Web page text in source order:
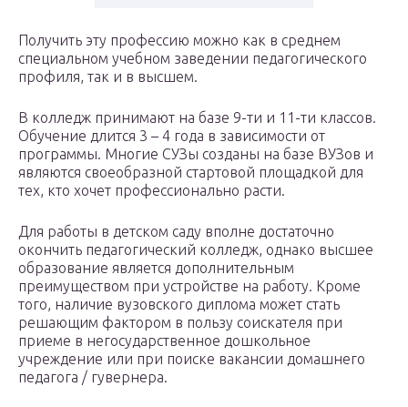
Получить эту профессию можно как в среднем
специальном учебном заведении педагогического
профиля, так и в высшем.
В колледж принимают на базе 9-ти и 11-ти классов.
Обучение длится 3 – 4 года в зависимости от
программы. Многие СУЗы созданы на базе ВУЗов и
являются своеобразной стартовой площадкой для
тех, кто хочет профессионально расти.
Для работы в детском саду вполне достаточно
окончить педагогический колледж, однако высшее
образование является дополнительным
преимуществом при устройстве на работу. Кроме
того, наличие вузовского диплома может стать
решающим фактором в пользу соискателя при
приеме в негосударственное дошкольное
учреждение или при поиске вакансии домашнего
педагога / гувернера.